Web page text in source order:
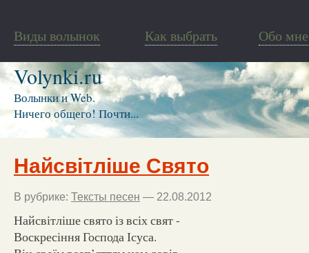
Виды волынок Как выбрать Обо мне
Volynki.ru
Волынки и Web.
Ничего общего! Почти...
Найсвітліше Свято
В рубрике: Тексты песен — 22.08.2012
Найсвітліше свято із всіх свят -
Воскресіння Господа Ісуса.